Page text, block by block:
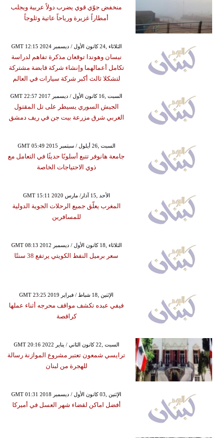
منخفض جوّي قوي يضرب دولاً عربية ويجلب
أمطاراً غزيرة ورياحاً عاتية وثلوجاً
GMT 12:15 2024 الثلاثاء ,24 كانون الأول / ديسمبر
نيسان وهوندا توقعان مذكرة تفاهم لدراسة
تكامل أعمالهما وإنشاء شركة قابضة مشتركة
لتشكلا ثالث أكبر شركة سيارات في العالم
GMT 22:57 2017 السبت ,16 كانون الأول / ديسمبر
الجيش السوري يسيطر على تل المقتول
الغربي شرق مزرعة بيت جن في ريف دمشق
GMT 05:49 2015 السبت ,26 أيلول / سبتمبر
جامعة هانوفر تتبع أسلوبًا حديثًا في التعامل مع
ذوي الاحتياجات الخاصة
GMT 15:11 2020 الأحد ,15 آذار/ مارس
المغرب يعلّق جميع الرحلات الجوية الدولية
للمسافرين
GMT 08:13 2012 الثلاثاء ,18 كانون الأول / ديسمبر
سعر برميل النفط الكويتي يرتفع 38 سنتًا
GMT 23:25 2019 الإثنين ,18 شباط / فبراير
فيفي عبده تكشف مواقف محرجه أثناء عملها
كراقصة
GMT 20:16 2022 السبت ,22 كانون الثاني / يناير
ترايسي شمعون تعتبر مشروع الموازنة رسالة
للهجرة من لبنان
GMT 01:31 2018 الإثنين ,03 كانون الأول / ديسمبر
أفضل اماكن لقضاء شهر العسل في أميركا